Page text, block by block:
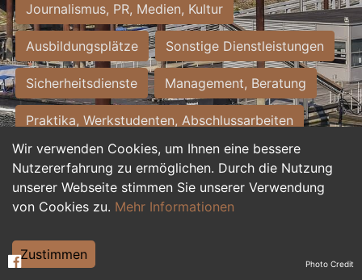
Wir verwenden Cookies, um Ihnen eine bessere
Nutzererfahrung zu ermöglichen. Durch die Nutzung
unserer Webseite stimmen Sie unserer Verwendung
von Cookies zu. Mehr Informationen
Zustimmen
Journalismus, PR, Medien, Kultur
Ausbildungsplätze Sonstige Dienstleistungen
Sicherheitsdienste Management, Beratung
Praktika, Werkstudenten, Abschlussarbeiten
Personalwesen Assistenz, Sekretariat
Hilfskräfte, Aushilfs- und Nebenjobs
Weiterbildung, Studium, duale Ausbildung Photo Credit